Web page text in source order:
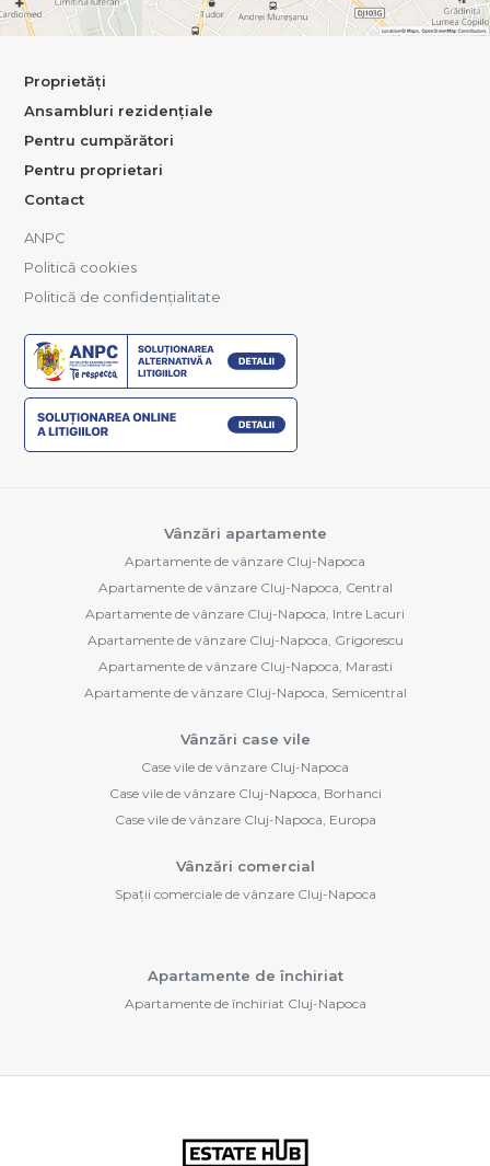
Proprietăți
Ansambluri rezidențiale
Pentru cumpărători
Pentru proprietari
Contact
ANPC
Politică cookies
Politică de confidențialitate
Vânzări apartamente
Apartamente de vânzare Cluj-Napoca
Apartamente de vânzare Cluj-Napoca, Central
Apartamente de vânzare Cluj-Napoca, Intre Lacuri
Apartamente de vânzare Cluj-Napoca, Grigorescu
Apartamente de vânzare Cluj-Napoca, Marasti
Apartamente de vânzare Cluj-Napoca, Semicentral
Vânzări case vile
Case vile de vânzare Cluj-Napoca
Case vile de vânzare Cluj-Napoca, Borhanci
Case vile de vânzare Cluj-Napoca, Europa
Vânzări comercial
Spații comerciale de vânzare Cluj-Napoca
Apartamente de închiriat
Apartamente de închiriat Cluj-Napoca